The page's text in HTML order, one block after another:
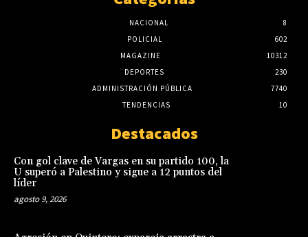
NACIONAL
8
POLICIAL
602
MAGAZINE
10312
DEPORTES
230
ADMINISTRACIÓN PÚBLICA
7740
TENDENCIAS
10
Destacados
Con gol clave de Vargas en su partido 100, la
U superó a Palestino y sigue a 12 puntos del
líder
agosto 9, 2026